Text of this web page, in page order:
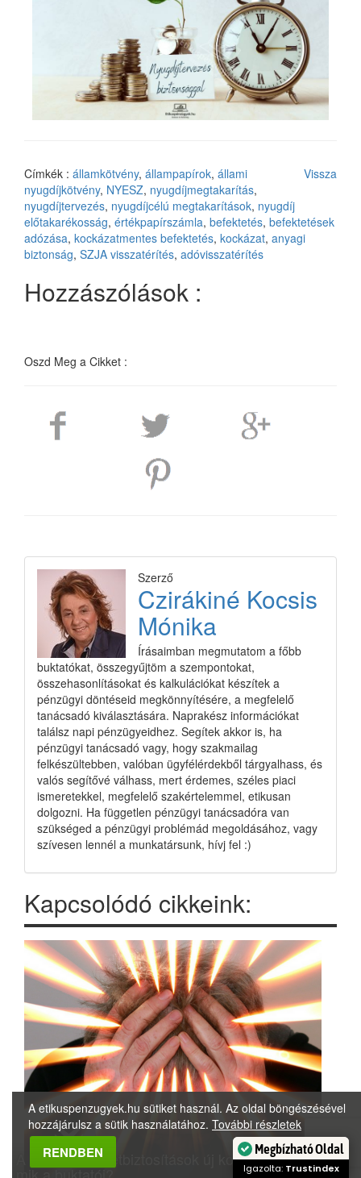
Vissza
Címkék : államkötvény, állampapírok, állami
nyugdíjkötvény, NYESZ, nyugdíjmegtakarítás,
nyugdíjtervezés, nyugdíjcélú megtakarítások, nyugdíj
előtakarékosság, értékpapírszámla, befektetés, befektetések
adózása, kockázatmentes befektetés, kockázat, anyagi
biztonság, SZJA visszatérítés, adóvisszatérítés
Hozzászólások :
Oszd Meg a Cikket :
Szerző
Czirákiné Kocsis
Mónika
Írásaimban megmutatom a főbb
buktatókat, összegyűjtöm a szempontokat,
összehasonlításokat és kalkulációkat készítek a
pénzügyi döntéseid megkönnyítésére, a megfelelő
tanácsadó kiválasztására. Naprakész információkat
találsz napi pénzügyeidhez. Segítek akkor is, ha
pénzügyi tanácsadó vagy, hogy szakmailag
felkészültebben, valóban ügyfélérdekből tárgyalhass, és
valós segítővé válhass, mert érdemes, széles piaci
ismeretekkel, megfelelő szakértelemmel, etikusan
dolgozni. Ha független pénzügyi tanácsadóra van
szükséged a pénzügyi problémád megoldásához, vagy
szívesen lennél a munkatársunk, hívj fel :)
Kapcsolódó cikkeink:
A unit linked életbiztosítások új korszaka jön, de
A etikuspenzugyek.hu sütiket használ. Az oldal böngészésével
hozzájárulsz a sütik használatához. További részletek
RENDBEN Megbízható Oldal
Igazolta: Trustindex